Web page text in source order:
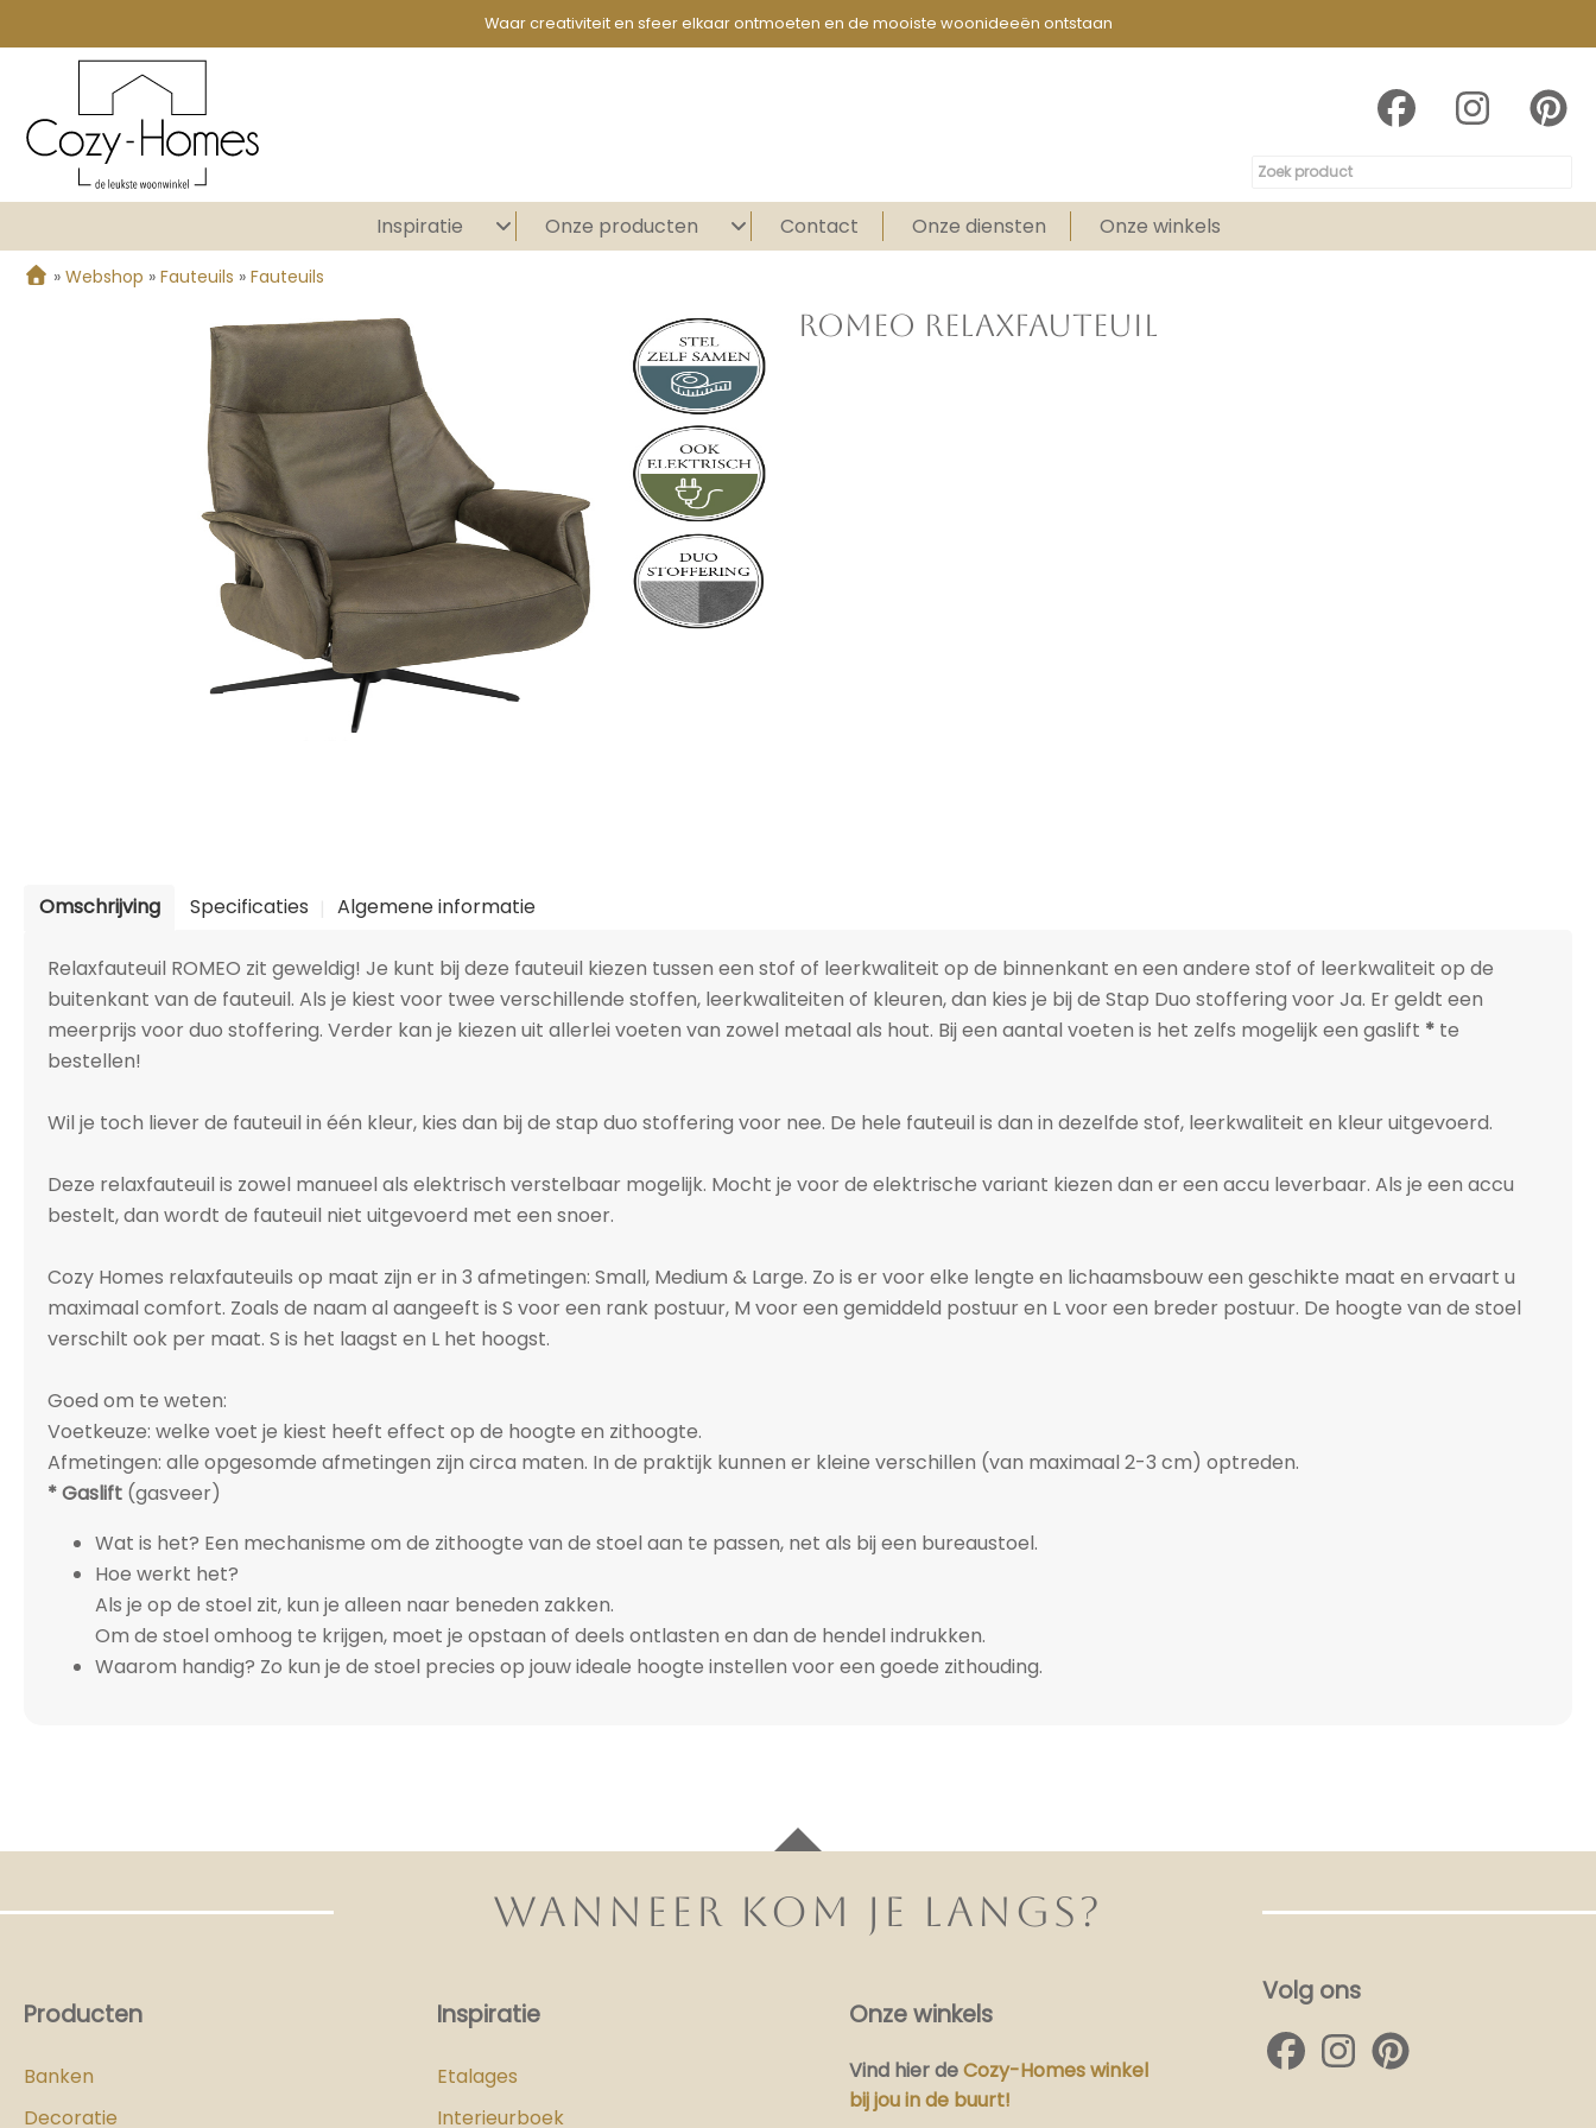
Waar creativiteit en sfeer elkaar ontmoeten en de mooiste woonideeën ontstaan
Inspiratie Onze producten Contact Onze diensten Onze winkels
» Webshop » Fauteuils » Fauteuils
ROMEO RELAXFAUTEUIL
Omschrijving Specificaties Algemene informatie
Relaxfauteuil ROMEO zit geweldig! Je kunt bij deze fauteuil kiezen tussen een stof of leerkwaliteit op de binnenkant en een andere stof of leerkwaliteit op de
buitenkant van de fauteuil. Als je kiest voor twee verschillende stoffen, leerkwaliteiten of kleuren, dan kies je bij de Stap Duo stoffering voor Ja. Er geldt een
meerprijs voor duo stoffering. Verder kan je kiezen uit allerlei voeten van zowel metaal als hout. Bij een aantal voeten is het zelfs mogelijk een gaslift * te
bestellen!
Wil je toch liever de fauteuil in één kleur, kies dan bij de stap duo stoffering voor nee. De hele fauteuil is dan in dezelfde stof, leerkwaliteit en kleur uitgevoerd.
Deze relaxfauteuil is zowel manueel als elektrisch verstelbaar mogelijk. Mocht je voor de elektrische variant kiezen dan er een accu leverbaar. Als je een accu
bestelt, dan wordt de fauteuil niet uitgevoerd met een snoer.
Cozy Homes relaxfauteuils op maat zijn er in 3 afmetingen: Small, Medium & Large. Zo is er voor elke lengte en lichaamsbouw een geschikte maat en ervaart u
maximaal comfort. Zoals de naam al aangeeft is S voor een rank postuur, M voor een gemiddeld postuur en L voor een breder postuur. De hoogte van de stoel
verschilt ook per maat. S is het laagst en L het hoogst.
Goed om te weten:
Voetkeuze: welke voet je kiest heeft effect op de hoogte en zithoogte.
Afmetingen: alle opgesomde afmetingen zijn circa maten. In de praktijk kunnen er kleine verschillen (van maximaal 2-3 cm) optreden.
* Gaslift (gasveer)
Wat is het? Een mechanisme om de zithoogte van de stoel aan te passen, net als bij een bureaustoel.
Hoe werkt het?
Als je op de stoel zit, kun je alleen naar beneden zakken.
Om de stoel omhoog te krijgen, moet je opstaan of deels ontlasten en dan de hendel indrukken.
Waarom handig? Zo kun je de stoel precies op jouw ideale hoogte instellen voor een goede zithouding.
WANNEER KOM JE LANGS?
Producten
Banken
Decoratie
Inspiratie
Etalages
Interieurboek
Onze winkels
Vind hierdeCozy-Homes winkel
bij jou in de buurt!
Volg ons